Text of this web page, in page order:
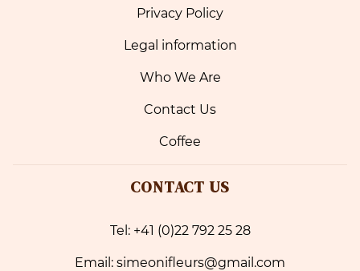
Privacy Policy
Legal information
Who We Are
Contact Us
Coffee
CONTACT US
Tel: +41 (0)22 792 25 28
Email: simeonifleurs@gmail.com